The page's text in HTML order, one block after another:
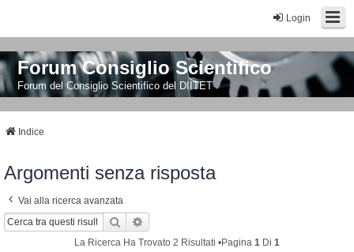
Login
Forum Consiglio Scientifico
Forum del Consiglio Scientifico del DIITET
Indice
Argomenti senza risposta
Vai alla ricerca avanzata
Cerca
La Ricerca Ha Trovato 2 Risultati •Pagina 1 Di 1